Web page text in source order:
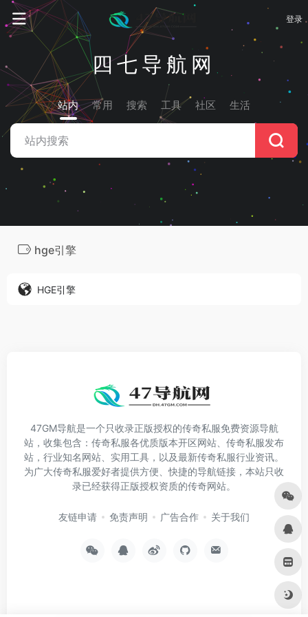
登录
四七导航网
站内 常用 搜索 工具 社区 生活
hge引擎
HGE引擎
47GM导航是一个只收录正版授权的传奇私服免费资源导航
站，收集包含：传奇私服各优质版本开区网站、传奇私服发布
站，行业知名网站、实用工具，以及最新传奇私服行业资讯。
为广大传奇私服爱好者提供方便、快捷的导航链接，本站只收
录已经获得正版授权资质的传奇网站。
友链申请 免责声明 广告合作 关于我们